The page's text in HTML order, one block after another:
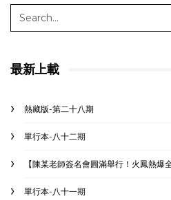
最新上載
熱藏版-第二十八期
單行本-八十二期
【陳某老師簽名會圓滿舉行！火鳳熱爆全
單行本-八十一期